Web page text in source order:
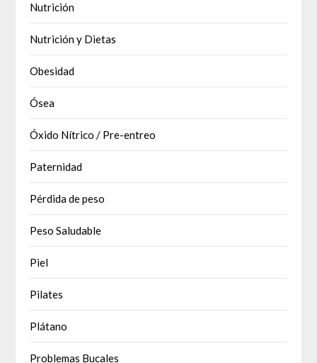
Nutrición
Nutrición y Dietas
Obesidad
Ósea
Óxido Nítrico / Pre-entreo
Paternidad
Pérdida de peso
Peso Saludable
Piel
Pilates
Plátano
Problemas Bucales